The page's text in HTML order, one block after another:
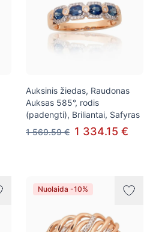
Auksinis žiedas, Raudonas
Auksas 585°, rodis
(padengti), Briliantai, Safyras
1 569.59 € 1 334.15 €
Nuolaida -10%